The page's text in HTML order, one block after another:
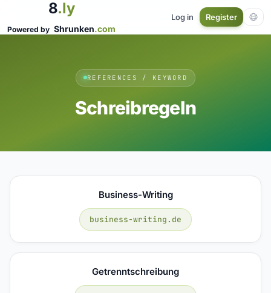
8.ly
Powered by Shrunken.com
Log in Register
REFERENCES / KEYWORD
Schreibregeln
Business-Writing
business-writing.de
Getrenntschreibung